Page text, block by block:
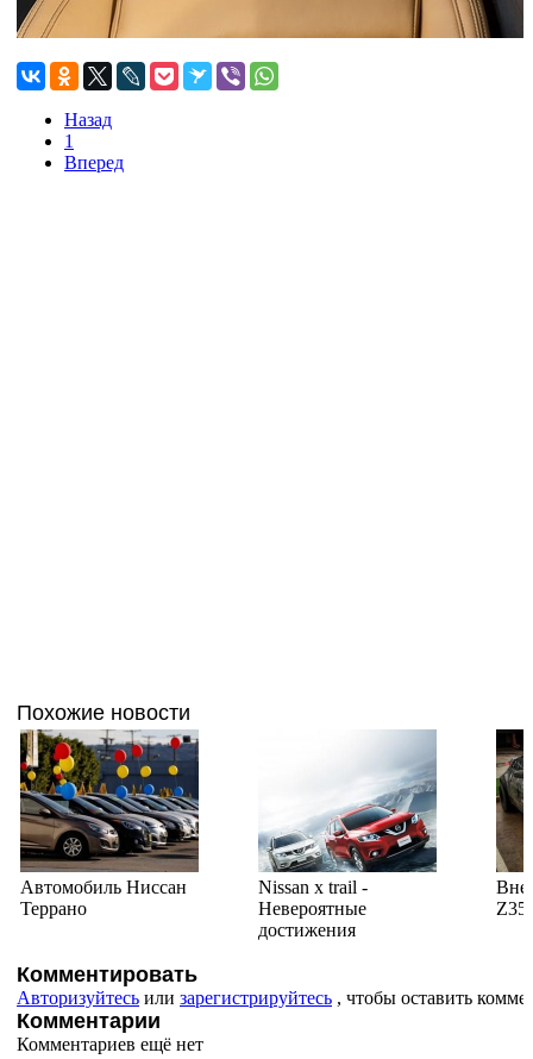
Назад
1
Вперед
Похожие новости
Автомобиль Ниссан
Террано
Nissan x trail -
Невероятные
достижения
Комментировать
Авторизуйтесь или зарегистрируйтесь , чтобы оставить
Комментарии
Комментариев ещё нет